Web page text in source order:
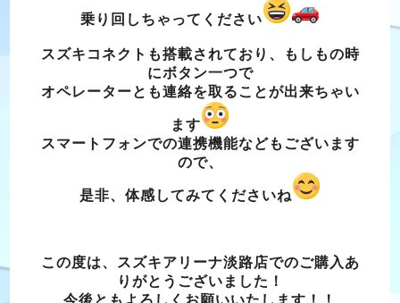
乗り回しちゃってください
スズキコネクトも搭載されており、もしもの時
にボタン一つで
オペレーターとも連絡を取ることが出来ちゃい
ます
スマートフォンでの連携機能などもございます
ので、
是非、体感してみてくださいね
この度は、スズキアリーナ淡路店でのご購入あ
りがとうございました！
今後ともよろしくお願いいたします！！